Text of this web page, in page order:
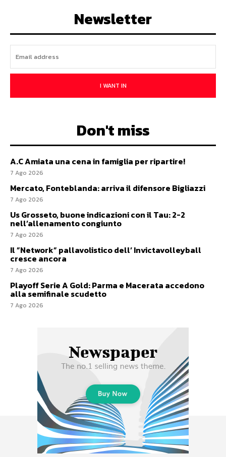
Newsletter
I WANT IN
Don't miss
A.C Amiata una cena in famiglia per ripartire!
7 Ago 2026
Mercato, Fonteblanda: arriva il difensore Bigliazzi
7 Ago 2026
Us Grosseto, buone indicazioni con il Tau: 2-2
nell’allenamento congiunto
7 Ago 2026
Il ”Network” pallavolistico dell’ Invictavolleyball
cresce ancora
7 Ago 2026
Playoff Serie A Gold: Parma e Macerata accedono
alla semifinale scudetto
7 Ago 2026